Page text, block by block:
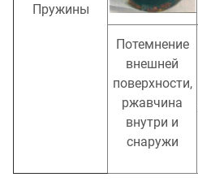
Пружины
Потемнение
внешней
поверхности,
ржавчина
внутри и
снаружи